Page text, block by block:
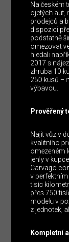
Na českém
ojetých aut,
prodejců a
dispozici
podstatně
omezovat
hledali
2017 s
zhruba 10
250 kusů –
výbavou.
Prověřený
Najít vůz v
kvalitního
omezeném
jehly v
v
tisíc
přes 750
modelu v
z jednotek,
Kompletní